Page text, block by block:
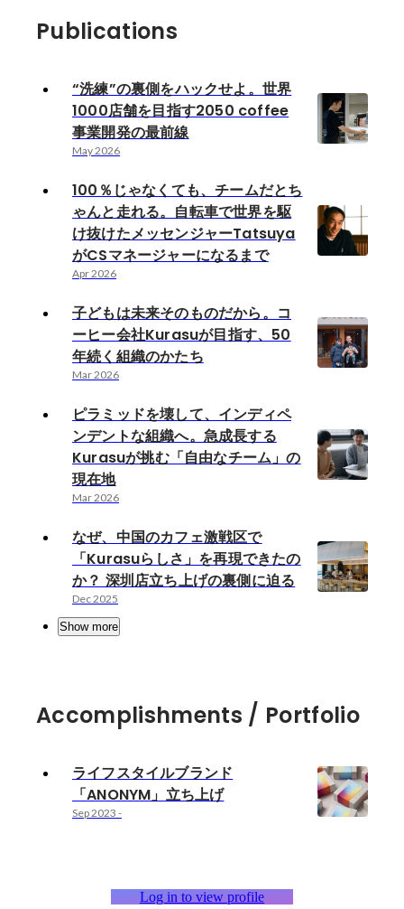
Publications
“洗練”の裏側をハックせよ。世界
1000店舗を目指す2050 coffee
事業開発の最前線
May 2026
100％じゃなくても、チームだとち
ゃんと走れる。自転車で世界を駆
け抜けたメッセンジャーTatsuya
がCSマネージャーになるまで
Apr 2026
子どもは未来そのものだから。コ
ーヒー会社Kurasuが目指す、50
年続く組織のかたち
Mar 2026
ピラミッドを壊して、インディペ
ンデントな組織へ。急成長する
Kurasuが挑む「自由なチーム」の
現在地
Mar 2026
なぜ、中国のカフェ激戦区で
「Kurasuらしさ」を再現できたの
か？ 深圳店立ち上げの裏側に迫る
Dec 2025
Show more
Accomplishments / Portfolio
ライフスタイルブランド
「ANONYM」立ち上げ
Sep 2023 -
Log in to view profile